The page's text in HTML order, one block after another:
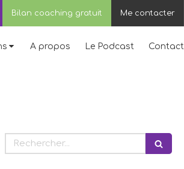
Me contacter
Bilan coaching gratuit
A propos Le Podcast Contact
Rechercher